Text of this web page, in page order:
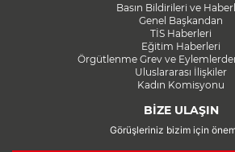
Basın Bildirileri ve
Genel Başkandan
TİS Haberleri
Eğitim Haberleri
Örgütlenme Grev ve
Uluslararası İlişkiler
Kadın Komisyonu
BİZE ULAŞIN
Görüşleriniz bizim için